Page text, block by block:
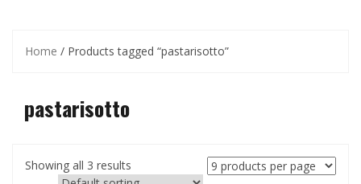
Home / Products tagged “pastarisotto”
pastarisotto
Showing all 3 results